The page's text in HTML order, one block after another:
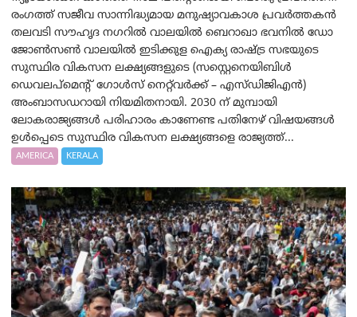
രംഗത്ത് സജീവ സാന്നിദ്ധ്യമായ മനുഷ്യാവകാശ പ്രവർത്തകൻ
തലവടി സൗഹൃദ നഗറിൽ വാലയിൽ ബെറാഖാ ഭവനിൽ ഡോ
ജോൺസൺ വാലയിൽ ഇടിക്കുള ഐക്യ രാഷ്ട്ര സഭയുടെ
സുസ്ഥിര വികസന ലക്ഷ്യങ്ങളുടെ (സസ്റ്റെനെയിബിൾ
ഡെവലപ്‌മെന്റ് ഗോൾസ് നെറ്റ്‌വർക്ക് – എസ്ഡിജിഎൻ)
അംബാസഡറായി നിയമിതനായി. 2030 ന് മുമ്പായി
ലോകരാജ്യങ്ങൾ പരിഹാരം കാണേണ്ട പതിനേഴ് വിഷയങ്ങൾ
ഉൾപ്പെടെ സുസ്ഥിര വികസന ലക്ഷ്യങ്ങളെ രാജ്യത്ത്...
AMERICA KERALA